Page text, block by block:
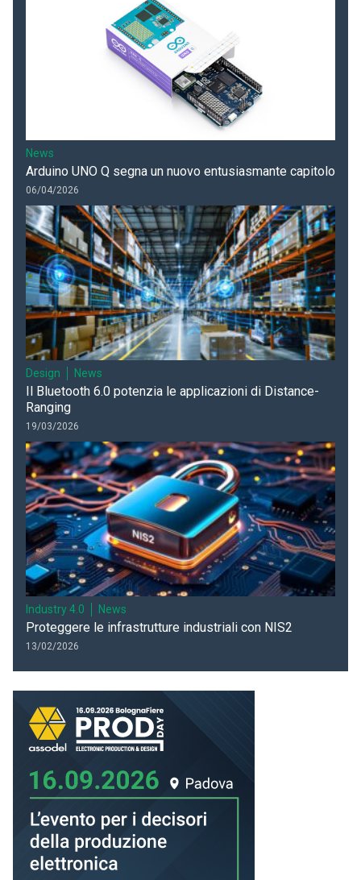
News
Arduino UNO Q segna un nuovo entusiasmante capitolo
06/04/2026
Design News
Il Bluetooth 6.0 potenzia le applicazioni di Distance-
Ranging
19/03/2026
Industry 4.0 News
Proteggere le infrastrutture industriali con NIS2
13/02/2026